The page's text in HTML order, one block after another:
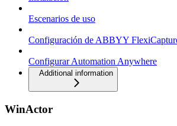
Escenarios de uso
Configuración de ABBYY
Configurar Automation Anywhere
Additional information
WinActor